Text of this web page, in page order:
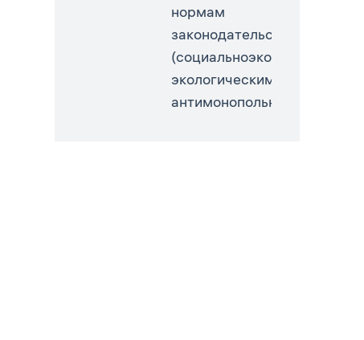
нормам
законодательства
(социальноэкономическим,
экологическим,
антимонопольным)